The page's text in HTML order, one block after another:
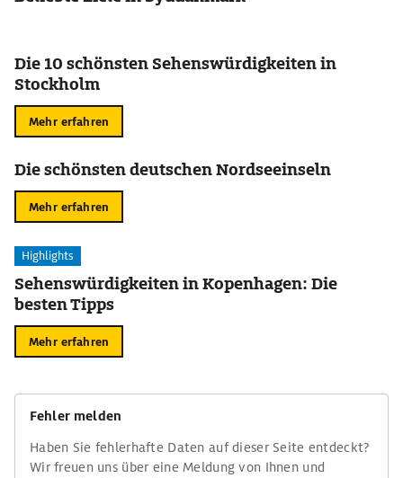
Die 10 schönsten Sehenswürdigkeiten in
Stockholm
Mehr erfahren
Die schönsten deutschen Nordseeinseln
Mehr erfahren
Highlights
Sehenswürdigkeiten in Kopenhagen: Die
besten Tipps
Mehr erfahren
Fehler melden
Haben Sie fehlerhafte Daten auf dieser Seite entdeckt?
Wir freuen uns über eine Meldung von Ihnen und